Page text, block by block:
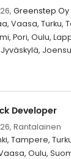
Greenstep Oy
Vaasa, Turku,
Pori, Oulu,
Developer
Rantalainen
Tampere,
Oulu,